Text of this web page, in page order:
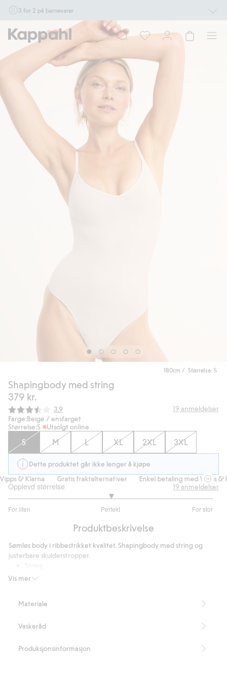
3 for 2 på barnevarer
Ikke Newbie. Gjelder når du handler 2 eller flere varer som inngår i tilbudet tom.
17/8 i butikk & online for deg som er eller blir medlem. Kan ikke kombineres med
andre tilbud eller rabatter.
Handle nå
180cm / Størrelse: S
Shapingbody med string
379 kr.
Gjennomsnittskarakter:
3.9 19 anmeldelser
Farge:Beige / ensfarget
Størrelse:S Utsolgt online
S M L XL 2XL 3XL
Dette produktet går ikke lenger å kjøpe
& Klarna
Gratis fraktalternativer Enkel betaling med Vipps &
Opplevd størrelse
For liten Perfekt For stor
av
15
stemmer
19 anmeldelser
Produktbeskrivelse
Vis mer
Sømløs body i ribbestrikket kvalitet. Shapingbody med string og
justerbare skulderstropper.
Body
Shapewear
Blended Recycled Polyamide
Materiale
Vaskeråd
Produksjonsinformasjon